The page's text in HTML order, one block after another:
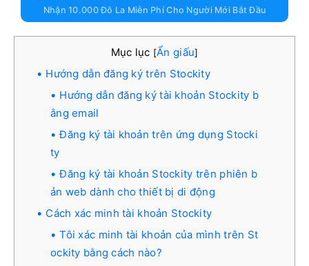
Nhận 10.000 Đô La Miễn Phí Cho Người Mới Bắt Đầu
Mục lục [Ẩn giấu]
Hướng dẫn đăng ký trên Stockity
Hướng dẫn đăng ký tài khoản Stockity b
ằng email
Đăng ký tài khoản trên ứng dụng Stocki
ty
Đăng ký tài khoản Stockity trên phiên b
ản web dành cho thiết bị di động
Cách xác minh tài khoản Stockity
Tôi xác minh tài khoản của mình trên St
ockity bằng cách nào?